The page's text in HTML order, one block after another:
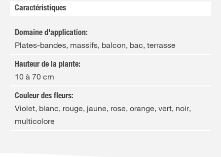
Caractéristiques
Domaine d'application:
Plates-bandes, massifs, balcon, bac, terrasse
Hauteur de la plante:
10 à 70 cm
Couleur des fleurs:
Violet, blanc, rouge, jaune, rose, orange, vert, noir,
multicolore